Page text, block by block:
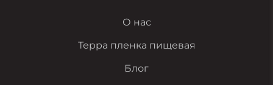
О нас
Терра пленка пищевая
Блог